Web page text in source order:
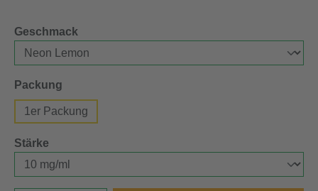
Geschmack
Packung
1er Packung
Stärke